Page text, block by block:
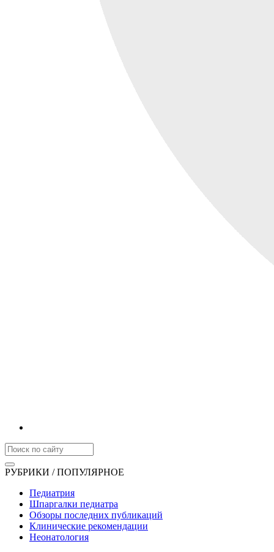
РУБРИКИ / ПОПУЛЯРНОЕ
Педиатрия
Шпаргалки педиатра
Обзоры последних публикаций
Клинические рекомендации
Неонатология